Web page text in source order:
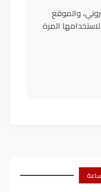
والموقع
المرة